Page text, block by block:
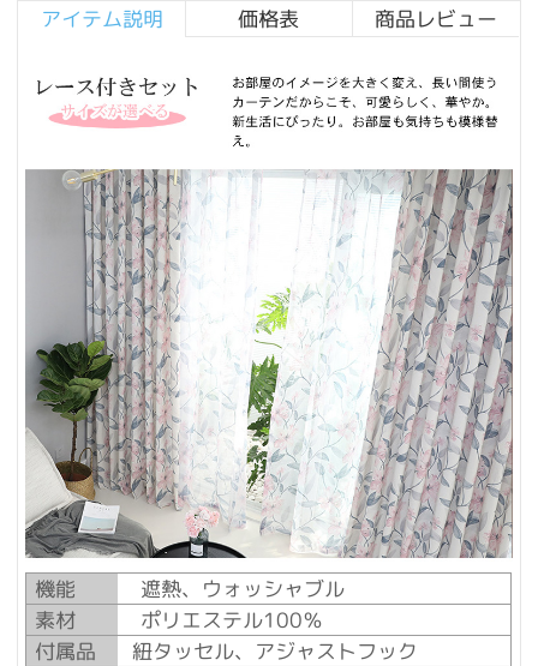
アイテム説明 価格表 商品レビュー
機能
遮熱、ウォッシャブル
素材
ポリエステル100％
付属品
紐タッセル、アジャストフック